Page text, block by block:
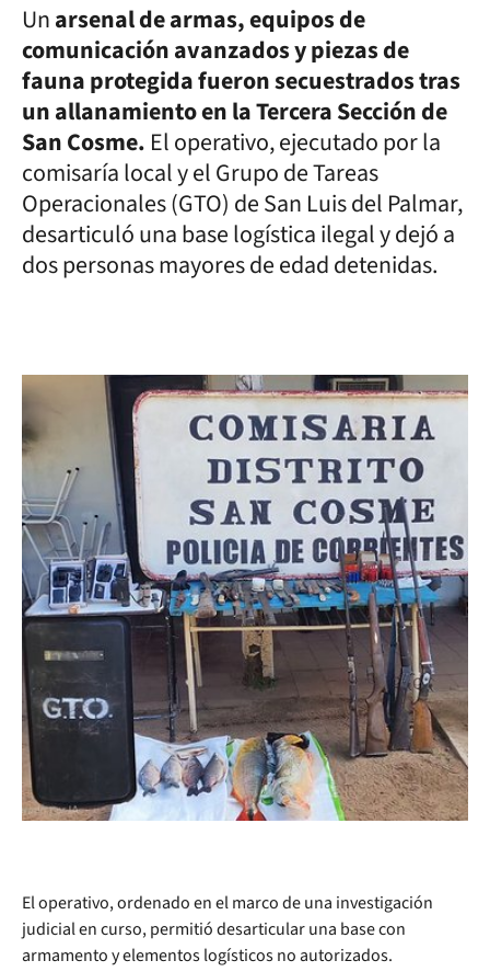
Unarsenal de armas, equipos de
comunicación avanzados y piezas de
fauna protegida fueron secuestrados tras
un allanamiento en la Tercera Sección de
San Cosme. El operativo, ejecutado por la
comisaría local y el Grupo de Tareas
Operacionales (GTO) de San Luis del Palmar,
desarticuló una base logística ilegal y dejó a
dos personas mayores de edad detenidas.
El operativo, ordenado en el marco de una investigación
judicial en curso, permitió desarticular una base con
armamento y elementos logísticos no autorizados.